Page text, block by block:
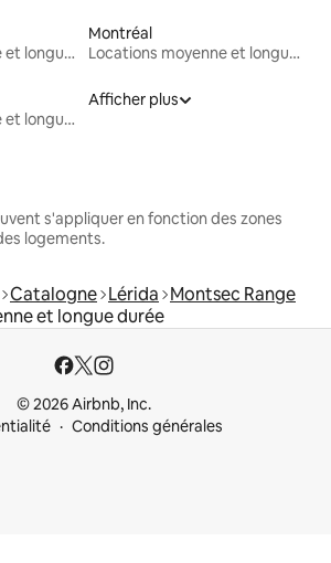
Locations moyenne et longue durée
Montréal
Locations moyenne et longue durée
Locations moyenne et longue durée
Afficher plus
s'appliquer en fonction des zones
logements.
Catalogne Lérida Montsec Range
et longue durée
© 2026 Airbnb, Inc.
Conditions générales